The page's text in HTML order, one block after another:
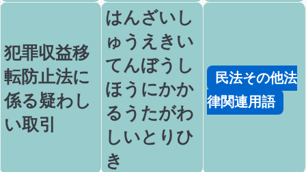
犯罪収益移
転防止法に
係る疑わし
い取引
はんざいし
ゅうえきい
てんぼうし
ほうにかか
るうたがわ
しいとりひ
き
民法その他法
律関連用語